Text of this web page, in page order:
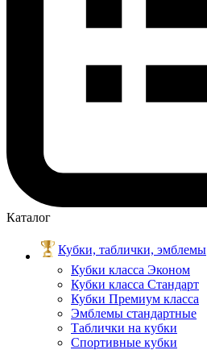
Каталог
Кубки, таблички, эмблемы
Кубки класса Эконом
Кубки класса Стандарт
Кубки Премиум класса
Эмблемы стандартные
Таблички на кубки
Спортивные кубки